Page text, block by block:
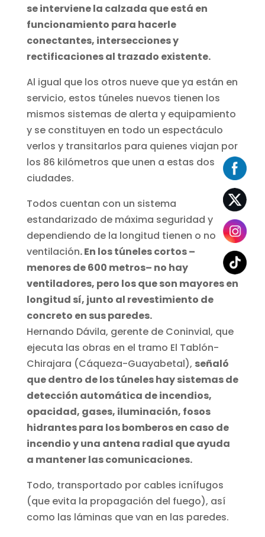
se interviene la calzada que está en
funcionamiento para hacerle
conectantes, intersecciones y
rectificaciones al trazado existente.
Al igual que los otros nueve que ya están en
servicio, estos túneles nuevos tienen los
mismos sistemas de alerta y equipamiento
y se constituyen en todo un espectáculo
verlos y transitarlos para quienes viajan por
los 86 kilómetros que unen a estas dos
ciudades.
Todos cuentan con un sistema
estandarizado de máxima seguridad y
dependiendo de la longitud tienen o no
ventilación. En los túneles cortos –
menores de 600 metros– no hay
ventiladores, pero los que son mayores en
longitud sí, junto al revestimiento de
concreto en sus paredes.
Hernando Dávila, gerente de Coninvial, que
ejecuta las obras en el tramo El Tablón-
Chirajara (Cáqueza-Guayabetal), señaló
que dentro de los túneles hay sistemas de
detección automática de incendios,
opacidad, gases, iluminación, fosos
hidrantes para los bomberos en caso de
incendio y una antena radial que ayuda
a mantener las comunicaciones.
Todo, transportado por cables icnífugos
(que evita la propagación del fuego), así
como las láminas que van en las paredes.